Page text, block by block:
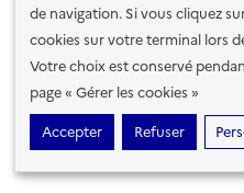
de navigation. Si vous cliquez
cookies sur votre terminal lors
Votre choix est conservé
page « Gérer les cookies »
Accepter
Refuser
Nos partenaires
Plan du site
cookies